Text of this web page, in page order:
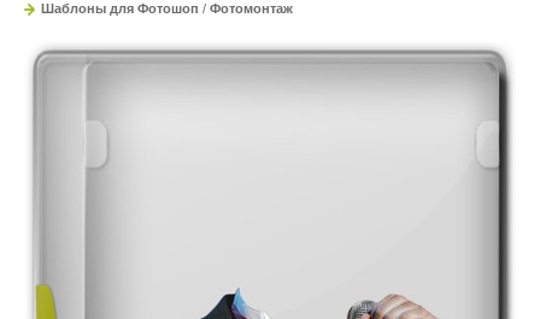
Шаблоны для Фотошоп / Фотомонтаж